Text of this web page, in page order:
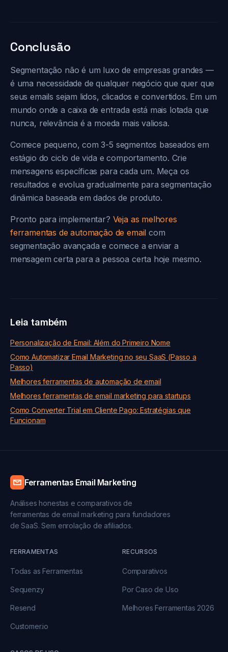
Conclusão
Segmentação não é um luxo de empresas grandes —
é uma necessidade de qualquer negócio que quer que
seus emails sejam lidos, clicados e convertidos. Em um
mundo onde a caixa de entrada está mais lotada que
nunca, relevância é a moeda mais valiosa.
Comece pequeno, com 3-5 segmentos baseados em
estágio do ciclo de vida e comportamento. Crie
mensagens específicas para cada um. Meça os
resultados e evolua gradualmente para segmentação
dinâmica baseada em dados de produto.
Pronto para implementar? Veja as melhores
ferramentas de automação de email com
segmentação avançada e comece a enviar a
mensagem certa para a pessoa certa hoje mesmo.
Leia também
Personalização de Email: Além do Primeiro Nome
Como Automatizar Email Marketing no seu SaaS (Passo a
Passo)
Melhores ferramentas de automação de email
Melhores ferramentas de email marketing para startups
Como Converter Trial em Cliente Pago: Estratégias que
Funcionam
Ferramentas Email Marketing
Análises honestas e comparativos de
ferramentas de email marketing para fundadores
de SaaS. Sem enrolação de afiliados.
FERRAMENTAS
Todas as Ferramentas
Sequenzy
Resend
Customer.io
RECURSOS
Comparativos
Por Caso de Uso
Melhores Ferramentas 2026